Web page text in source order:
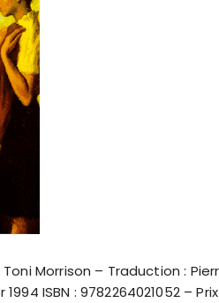
Morrison – Traduction :
1994 ISBN : 9782264021052 –